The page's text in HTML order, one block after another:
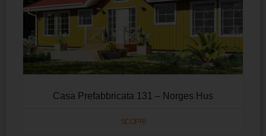
Casa Prefabbricata 131 – Norges Hus
SCOPRI